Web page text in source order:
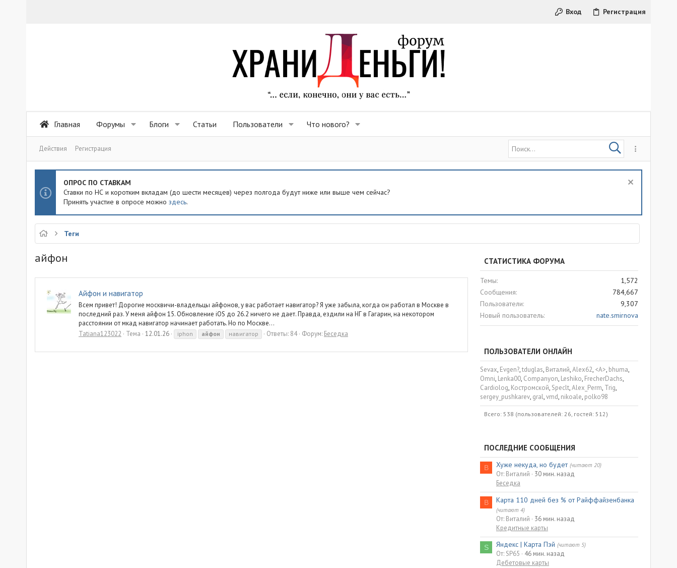
Вход Регистрация
Главная Форумы Блоги Статьи Пользователи Что нового?
Действия Регистрация
ОПРОС ПО СТАВКАМ
Ставки по НС и коротким вкладам (до шести месяцев) через полгода будут ниже или выше чем сейчас?
Принять участие в опросе можно здесь.
Теги
айфон
Айфон и навигатор
Всем привет! Дорогие москвичи-владельцы айфонов, у вас работает навигатор? Я уже забыла, когда он работал в Москве в
последний раз. У меня айфон 15. Обновление iOS до 26.2 ничего не дает. Правда, ездили на НГ в Гагарин, на некотором
расстоянии от мкад навигатор начинает работать. Но по Москве...
Tatiana123022
Тема 12.01.26 iphon айфон навигатор Ответы: 84 Форум: Беседка
СТАТИСТИКА ФОРУМА
Темы
1,572
Сообщения
784,667
Пользователи
9,307
Новый пользователь
nate.smirnova
ПОЛЬЗОВАТЕЛИ ОНЛАЙН
Sevax Evgen? tduglas Виталий Alex62 <A> bhuma
Omni Lenka00 Companyon Leshiko FrecherDachs
Cardiolog Костромской Speclt Alex_Perm Trig
sergey_pushkarev gral vmd nikoale polko98
Всего: 538 (пользователей: 26, гостей: 512)
ПОСЛЕДНИЕ СООБЩЕНИЯ
В Хуже некуда, но будет (читают 20)
От: Виталий
30 мин. назад
Беседка
В Карта 110 дней без % от Райффайзенбанка
(читают 4)
От: Виталий
36 мин. назад
Кредитные карты
S Яндекс | Карта Пэй (читают 5)
От: SP65
46 мин. назад
Дебетовые карты